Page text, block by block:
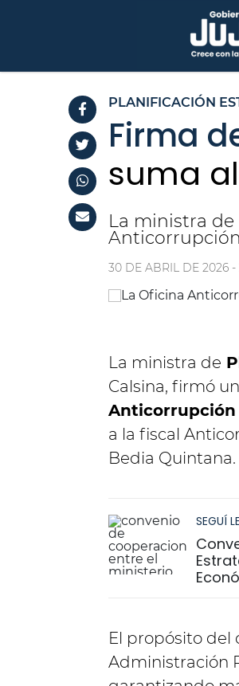
PLANIFICACIÓN
Firma
suma
La ministra
30 DE ABRIL DE 2026 -
La ministra de
Calsina, firmó un
Anticorrupción
a la fiscal
Bedia Quintana.
SEGUÍ
El propósito del
Administración